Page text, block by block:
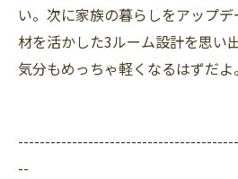
い。次に家族の暮らしをアップ
材を活かした3ルーム設計を思い
気分もめっちゃ軽くなるはずだよ。
--